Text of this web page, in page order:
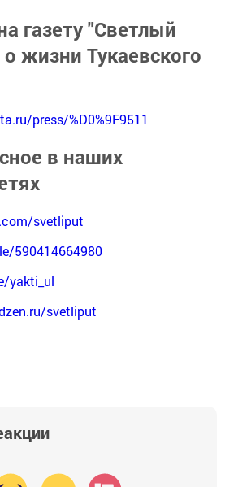
газету "Светлый
о жизни Тукаевского
press/%D0%9F9511
в наших
svetliput
590414664980
yakti_ul
svetliput